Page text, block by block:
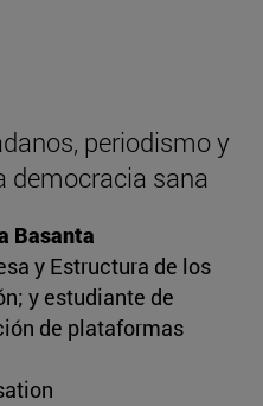
periodismo y
democracia sana
Basanta
y Estructura de los
y estudiante de
de plataformas